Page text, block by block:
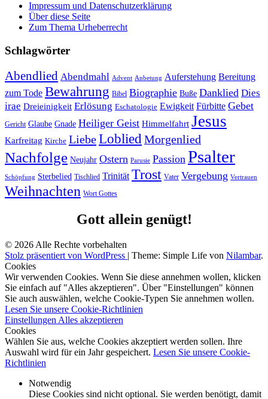
Impressum und Datenschutzerklärung
Über diese Seite
Zum Thema Urheberrecht
Schlagwörter
Abendlied Abendmahl Advent Anbetung Auferstehung Bereitung
zum Tode Bewahrung Bibel Biographie Buße Danklied Dies
irae Dreieinigkeit Erlösung Eschatologie Ewigkeit Fürbitte Gebet
Gericht Glaube Gnade Heiliger Geist Himmelfahrt Jesus
Karfreitag Kirche LiebeLoblied Morgenlied
Nachfolge Neujahr Ostern Parusie Passion Psalter
Schöpfung Sterbelied Tischlied Trinität Trost Vater Vergebung Vertrauen
Weihnachten Wort Gottes
Gott allein genügt!
© 2026 Alle Rechte vorbehalten
Stolz präsentiert von WordPress | Theme: Simple Life von Nilambar.
Cookies
Wir verwenden Cookies. Wenn Sie diese annehmen wollen, klicken
Sie einfach auf "Alles akzeptieren". Über "Einstellungen" können
Sie auch auswählen, welche Cookie-Typen Sie annehmen wollen.
Lesen Sie unsere Cookie-Richtlinien
Einstellungen Alles akzeptieren
Cookies
Wählen Sie aus, welche Cookies akzeptiert werden sollen. Ihre
Auswahl wird für ein Jahr gespeichert. Lesen Sie unsere Cookie-
Richtlinien
Notwendig
Diese Cookies sind nicht optional. Sie werden benötigt, damit